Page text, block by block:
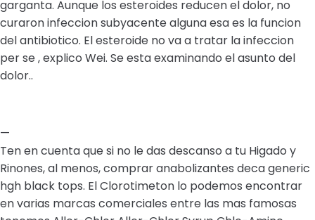
garganta. Aunque los esteroides reducen el dolor, no
curaron infeccion subyacente alguna esa es la funcion
del antibiotico. El esteroide no va a tratar la infeccion
per se , explico Wei. Se esta examinando el asunto del
dolor..
—
Ten en cuenta que si no le das descanso a tu Higado y
Rinones, al menos, comprar anabolizantes deca generic
hgh black tops. El Clorotimeton lo podemos encontrar
en varias marcas comerciales entre las mas famosas